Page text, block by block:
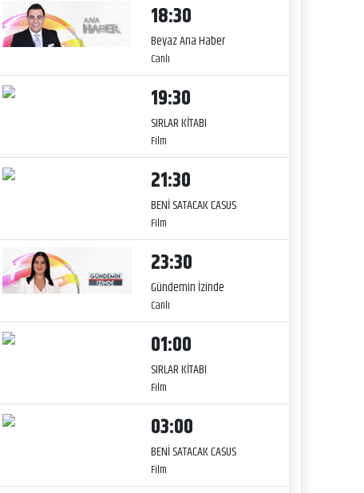
18:30
Beyaz Ana Haber
Canlı
19:30
SIRLAR KİTABI
Film
21:30
BENİ SATACAK CASUS
Film
23:30
Gündemin İzinde
Canlı
01:00
SIRLAR KİTABI
Film
03:00
BENİ SATACAK CASUS
Film